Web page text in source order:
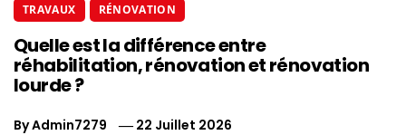
TRAVAUX RÉNOVATION
Quelle est la différence entre
réhabilitation, rénovation et rénovation
lourde ?
ByAdmin7279 22 Juillet 2026